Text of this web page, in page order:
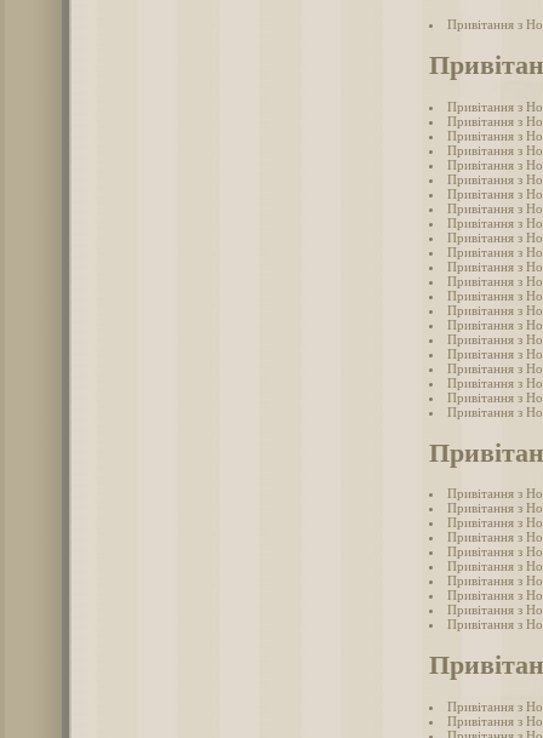
Привітання з
Привітання з
Привітання з
Привітання з
Привітання з
Привітання з
Привітання з
Привітання з
Привітання з
Привітання з
Привітання з
Привітання з
Привітання з
Привітання з
Привітання з
Привітання з
Привітання з
Привітання з
Привітання з
Привітання з
Привітання з
Привітання з
Привітання з
Привітання з
Привітання з
Привітання з
Привітання з
Привітання з
Привітання з
Привітання з
Привітання з
Привітання з
Привітання з
Привітання з
Привітання з